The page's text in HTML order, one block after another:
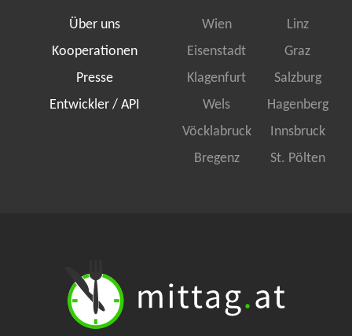
Über uns
Kooperationen
Presse
Entwickler / API
Wien
Linz
Eisenstadt
Graz
Klagenfurt
Salzburg
Wels
Hagenberg
Vöcklabruck
Innsbruck
Bregenz
St. Pölten